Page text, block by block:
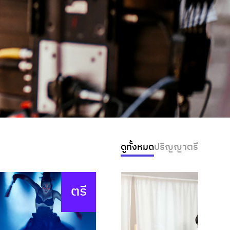
ดูทั้งหมดปริญญาตรี
ตรี